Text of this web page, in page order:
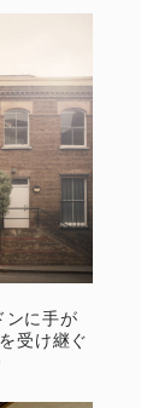
ンに手が
受け継ぐ